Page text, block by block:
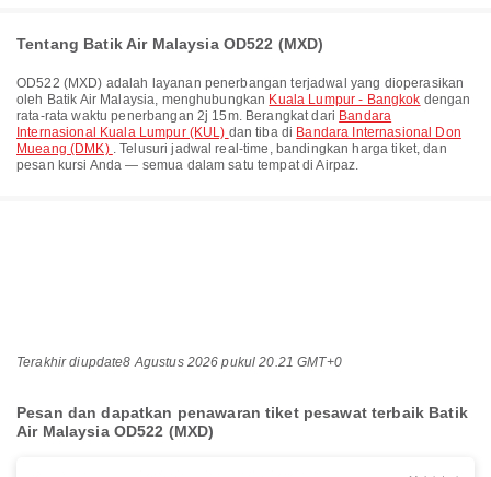
Tentang Batik Air Malaysia OD522 (MXD)
OD522 (MXD) adalah layanan penerbangan terjadwal yang dioperasikan
oleh Batik Air Malaysia, menghubungkan Kuala Lumpur - Bangkok dengan
rata-rata waktu penerbangan 2j 15m. Berangkat dari Bandara
Internasional Kuala Lumpur (KUL) dan tiba di Bandara Internasional Don
Mueang (DMK) . Telusuri jadwal real-time, bandingkan harga tiket, dan
pesan kursi Anda — semua dalam satu tempat di Airpaz.
Terakhir diupdate8 Agustus 2026 pukul 20.21 GMT+0
Pesan dan dapatkan penawaran tiket pesawat terbaik Batik
Air Malaysia OD522 (MXD)